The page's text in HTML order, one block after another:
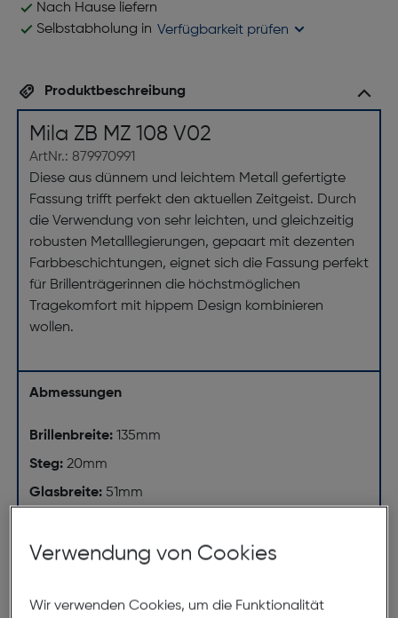
Nach Hause liefern
Selbstabholung in Verfügbarkeit prüfen
Produktbeschreibung
Mila ZB MZ 108 V02
ArtNr.: 879970991
Diese aus dünnem und leichtem Metall gefertigte
Fassung trifft perfekt den aktuellen Zeitgeist. Durch
die Verwendung von sehr leichten, und gleichzeitig
robusten Metalllegierungen, gepaart mit dezenten
Farbbeschichtungen, eignet sich die Fassung perfekt
für Brillenträgerinnen die höchstmöglichen
Tragekomfort mit hippem Design kombinieren
wollen.
Abmessungen
Brillenbreite: 135mm
Steg: 20mm
Glasbreite: 51mm
(individuell ausrichtbar)
Verwendung von Cookies
Wir verwenden Cookies, um die Funktionalität